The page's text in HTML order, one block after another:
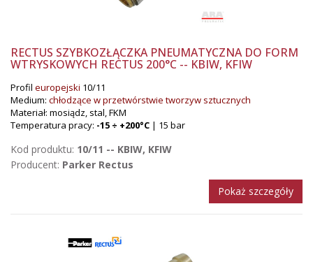
RECTUS SZYBKOZŁĄCZKA PNEUMATYCZNA DO FORM
WTRYSKOWYCH RECTUS 200°C -- KBIW, KFIW
Profil europejski 10/11
Medium: chłodzące w przetwórstwie tworzyw sztucznych
Materiał: mosiądz, stal, FKM
Temperatura pracy: -15 ÷ +200°C | 15 bar
Kod produktu: 10/11 -- KBIW, KFIW
Producent: Parker Rectus
Pokaż szczegóły